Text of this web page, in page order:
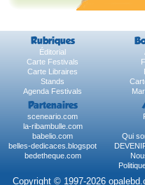
Rubriques
Éditorial
Carte Festivals
Carte Libraires
Stands
Agenda Festivals
Partenaires
sceneario.com
la-ribambulle.com
babelio.com
Qui
belles-dedicaces.blogspot
bedetheque.com
Copyright © 1997-2026